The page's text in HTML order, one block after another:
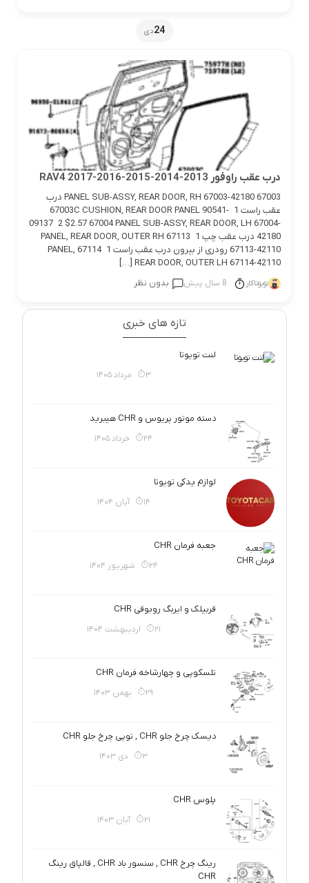
24دی
درب عقب راوفور 2013-2014-2015-2016-2017 RAV4
67003 PANEL SUB-ASSY, REAR DOOR, RH 67003-42180 درب
عقب راست 1 67003C CUSHION, REAR DOOR PANEL 90541-
09137 2 $2.57 67004 PANEL SUB-ASSY, REAR DOOR, LH 67004-
42180 درب عقب چپ 1 67113 PANEL, REAR DOOR, OUTER RH
67113-42110 رودری از بیرون درب عقب راست 1 67114 PANEL,
REAR DOOR, OUTER LH 67114-42110 […]
تویوتاکار 8 سال پیش بدون نظر
تازه های خبری
لنت تویوتا
3 مرداد 1405
دسته موتور پریوس و CHR هیبرید
24 خرداد 1405
لوازم یدکی تویوتا
14 آبان 1404
جعبه فرمان CHR
24 شهریور 1404
قربیلک و ایربگ روبوقی CHR
21 اردیبهشت 1404
تلسکوپی و چهارشاخه فرمان CHR
29 بهمن 1403
دیسک چرخ جلو CHR , توپی چرخ جلو CHR
3 دی 1403
پلوس CHR
21 آبان 1403
رینگ چرخ CHR , سنسور باد CHR , قالپاق رینگ
CHR